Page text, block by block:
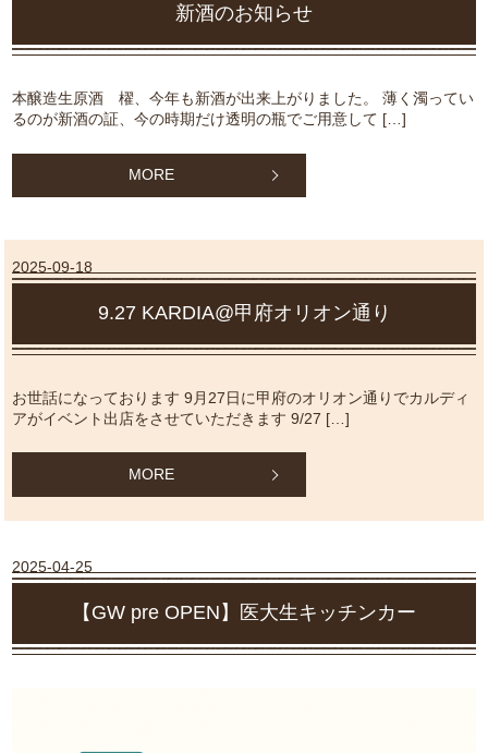
新酒のお知らせ
本醸造生原酒 櫂、今年も新酒が出来上がりました。 薄く濁ってい
るのが新酒の証、今の時期だけ透明の瓶でご用意して […]
MORE
2025-09-18
9.27 KARDIA@甲府オリオン通り
お世話になっております 9月27日に甲府のオリオン通りでカルディ
アがイベント出店をさせていただきます 9/27 […]
MORE
2025-04-25
【GW pre OPEN】医大生キッチンカー